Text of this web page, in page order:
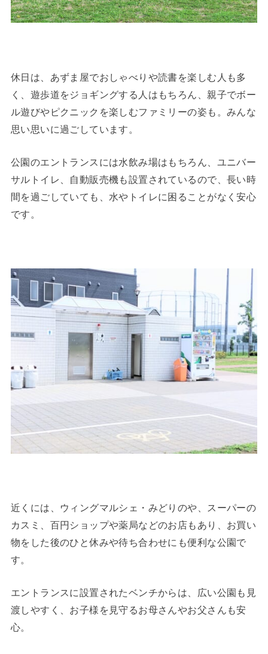
休日は、あずま屋でおしゃべりや読書を楽しむ人も多
く、遊歩道をジョギングする人はもちろん、親子でボー
ル遊びやピクニックを楽しむファミリーの姿も。みんな
思い思いに過ごしています。
公園のエントランスには水飲み場はもちろん、ユニバー
サルトイレ、自動販売機も設置されているので、長い時
間を過ごしていても、水やトイレに困ることがなく安心
です。
近くには、ウィングマルシェ・みどりのや、スーパーの
カスミ、百円ショップや薬局などのお店もあり、お買い
物をした後のひと休みや待ち合わせにも便利な公園で
す。
エントランスに設置されたベンチからは、広い公園も見
渡しやすく、お子様を見守るお母さんやお父さんも安
心。